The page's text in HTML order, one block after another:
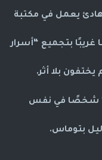
يعمل في مكتبة
بتجميع “أسرار
بلا أثر.
على مدى خمس سنوات، اختفى 11 شخصًا في نفس
بتوماس.